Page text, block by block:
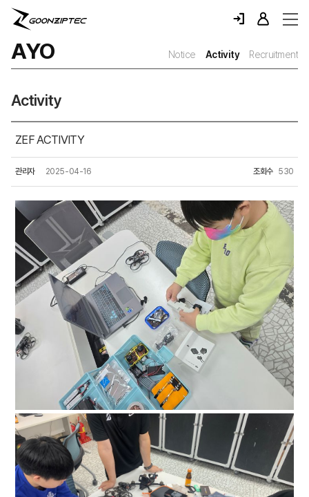
AYO Notice Activity Recruitment
Activity
ZEF ACTIVITY
관리자 2025-04-16 조회수 530